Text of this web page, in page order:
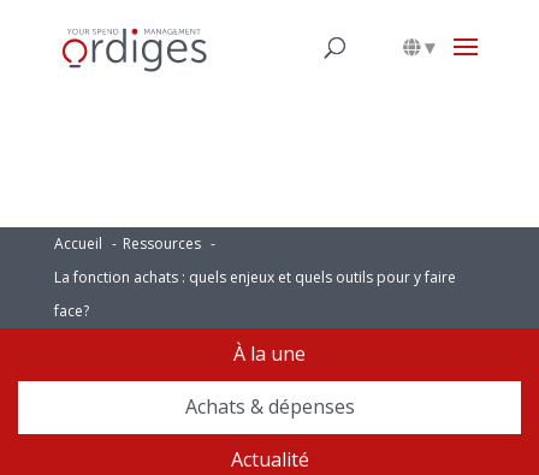
▾
Accueil
Ressources
La fonction achats : quels enjeux et quels outils pour y faire
face?
À la une
Achats & dépenses
Actualité